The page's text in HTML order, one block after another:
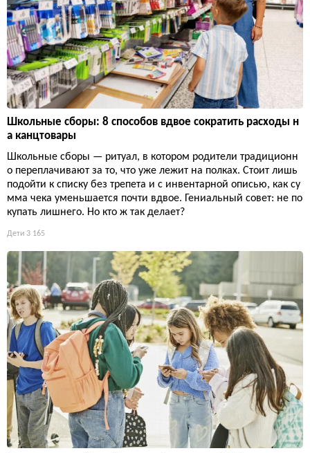
Школьные сборы: 8 способов вдвое сократить расходы н
а канцтовары
Школьные сборы — ритуал, в котором родители традиционн
о переплачивают за то, что уже лежит на полках. Стоит лишь
подойти к списку без трепета и с инвентарной описью, как су
мма чека уменьшается почти вдвое. Гениальный совет: не по
купать лишнего. Но кто ж так делает?
Дети 3 165